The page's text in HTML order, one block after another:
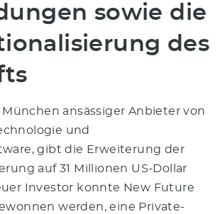
sowie die
des
ansässiger Anbieter von
und
gibt die Erweiterung der
auf 31 Millionen US-Dollar
Investor konnte New Future
werden, eine Private-